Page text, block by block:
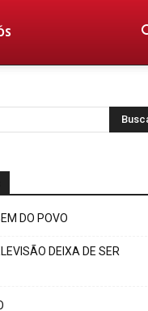
DO POVO
DEIXA DE SER